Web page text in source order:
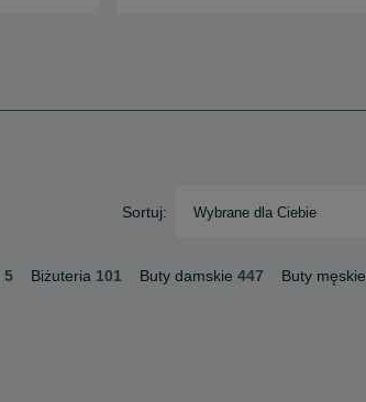
Sortuj: Wybrane dla Ciebie
5 Biżuteria 101 Buty damskie 447 Buty męskie